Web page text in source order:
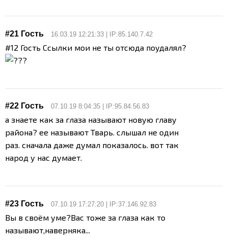
#21 Гость 16.03.19 12:21:33 | IP:85.140.7.42
#12 Гость Ссылки мои не ты отсюда поудалял?
#22 Гость 07.10.19 8:04:35 | IP:95.84.56.83
а знаете как за глаза называют новую главу
района? ее называют Тварь. слышал не один
раз. сначала даже думал показалось. вот так
народ у нас думает.
#23 Гость 07.10.19 17:27:20 | IP:37.146.92.83
Вы в своём уме?Вас тоже за глаза как то
называют,наверняка...